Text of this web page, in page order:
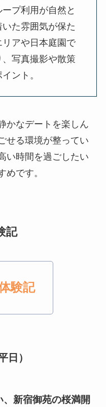
プ利用が自然と
た雰囲気が保た
アや日本庭園で
写真撮影や散策
ント。
かなデートを楽しん
せる環境が整ってい
い時間を過ごしたい
です。
記
験記
日）
新宿御苑の桜満開